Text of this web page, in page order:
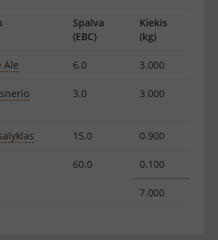
Spalva
(EBC)
Kiekis
(kg)
Ale 6.0 3.000
3.0 3.000
15.0 0.900
60.0 0.100
7.000